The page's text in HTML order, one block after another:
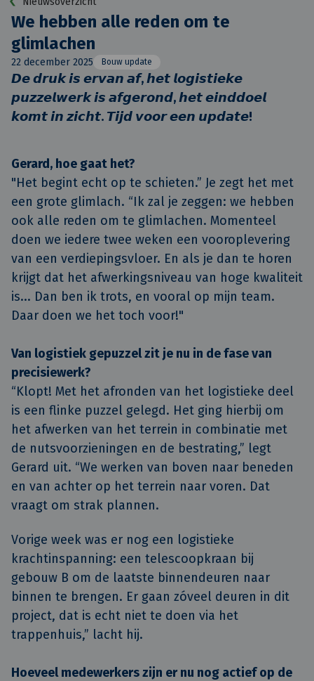
We hebben alle reden om te
glimlachen
22 december 2025 Bouw update
𝘿𝙚 𝙙𝙧𝙪𝙠 𝙞𝙨 𝙚𝙧𝙫𝙖𝙣 𝙖𝙛, 𝙝𝙚𝙩 𝙡𝙤𝙜𝙞𝙨𝙩𝙞𝙚𝙠𝙚
𝙥𝙪𝙯𝙯𝙚𝙡𝙬𝙚𝙧𝙠 𝙞𝙨 𝙖𝙛𝙜𝙚𝙧𝙤𝙣𝙙, 𝙝𝙚𝙩 𝙚𝙞𝙣𝙙𝙙𝙤𝙚𝙡
𝙠𝙤𝙢𝙩 𝙞𝙣 𝙯𝙞𝙘𝙝𝙩. 𝙏𝙞𝙟𝙙 𝙫𝙤𝙤𝙧 𝙚𝙚𝙣 𝙪𝙥𝙙𝙖𝙩𝙚!
Gerard, hoe gaat het?
"Het begint echt op te schieten.” Je zegt het met
een grote glimlach. “Ik zal je zeggen: we hebben
ook alle reden om te glimlachen. Momenteel
doen we iedere twee weken een vooroplevering
van een verdiepingsvloer. En als je dan te horen
krijgt dat het afwerkingsniveau van hoge kwaliteit
is... Dan ben ik trots, en vooral op mijn team.
Daar doen we het toch voor!"
Van logistiek gepuzzel zit je nu in de fase van
precisiewerk?
“Klopt! Met het afronden van het logistieke deel
is een flinke puzzel gelegd. Het ging hierbij om
het afwerken van het terrein in combinatie met
de nutsvoorzieningen en de bestrating,” legt
Gerard uit. “We werken van boven naar beneden
en van achter op het terrein naar voren. Dat
vraagt om strak plannen.
Vorige week was er nog een logistieke
krachtinspanning: een telescoopkraan bij
gebouw B om de laatste binnendeuren naar
binnen te brengen. Er gaan zóveel deuren in dit
project, dat is echt niet te doen via het
trappenhuis,” lacht hij.
Hoeveel medewerkers zijn er nu nog actief op de